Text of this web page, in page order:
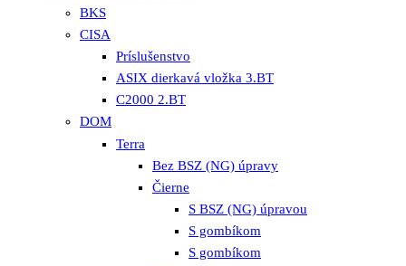
BKS
CISA
Príslušenstvo
ASIX dierkavá vložka 3.BT
C2000 2.BT
DOM
Terra
Bez BSZ (NG) úpravy
Čierne
S BSZ (NG) úpravou
S gombíkom
S gombíkom